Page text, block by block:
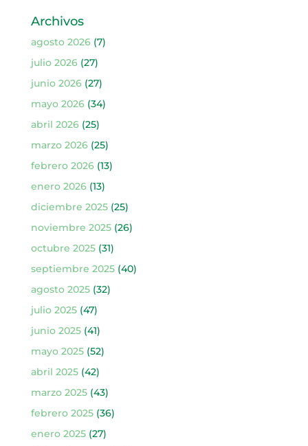
Archivos
agosto 2026(7)
julio 2026(27)
junio 2026(27)
mayo 2026(34)
abril 2026(25)
marzo 2026(25)
febrero 2026(13)
enero 2026(13)
diciembre 2025(25)
noviembre 2025(26)
octubre 2025(31)
septiembre 2025(40)
agosto 2025(32)
julio 2025(47)
junio 2025(41)
mayo 2025(52)
abril 2025(42)
marzo 2025(43)
febrero 2025(36)
enero 2025(27)